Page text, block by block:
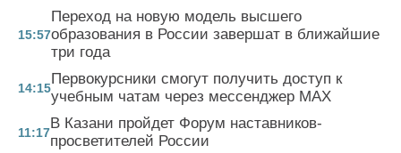
15:57
Переход на новую модель высшего
образования в России завершат в ближайшие
три года
14:15
Первокурсники смогут получить доступ к
учебным чатам через мессенджер MAX
11:17
В Казани пройдет Форум наставников-
просветителей России